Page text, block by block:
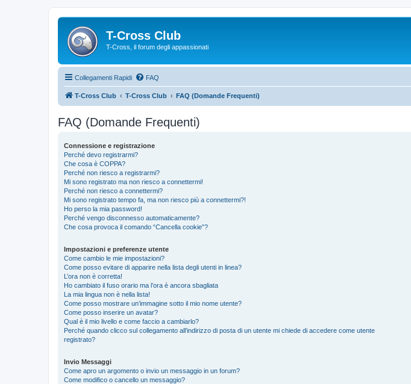
T-Cross Club
T-Cross, il forum degli appassionati
Collegamenti Rapidi FAQ
T-Cross Club T-Cross Club FAQ (Domande Frequenti)
FAQ (Domande Frequenti)
Connessione e registrazione
Perché devo registrarmi?
Che cosa è COPPA?
Perché non riesco a registrarmi?
Mi sono registrato ma non riesco a connettermi!
Perché non riesco a connettermi?
Mi sono registrato tempo fa, ma non riesco più a connettermi?!
Ho perso la mia password!
Perché vengo disconnesso automaticamente?
Che cosa provoca il comando “Cancella cookie”?
Impostazioni e preferenze utente
Come cambio le mie impostazioni?
Come posso evitare di apparire nella lista degli utenti in linea?
L’ora non è corretta!
Ho cambiato il fuso orario ma l’ora è ancora sbagliata
La mia lingua non è nella lista!
Come posso mostrare un’immagine sotto il mio nome utente?
Come posso inserire un avatar?
Qual è il mio livello e come faccio a cambiarlo?
Perché quando clicco sul collegamento all’indirizzo di posta di un utente mi chiede di accedere come utente
registrato?
Invio Messaggi
Come apro un argomento o invio un messaggio in un forum?
Come modifico o cancello un messaggio?